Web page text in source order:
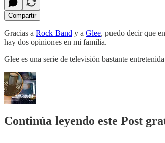
Compartir
Gracias a Rock Band y a Glee, puedo decir que
hay dos opiniones en mi familia.
Glee es una serie de televisión bastante
Continúa leyendo este Post